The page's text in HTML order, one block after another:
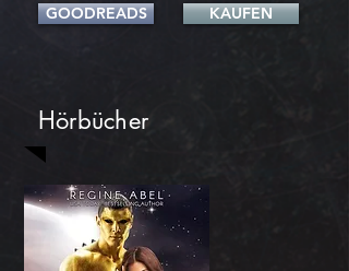
GOODREADS KAUFEN
Hörbücher